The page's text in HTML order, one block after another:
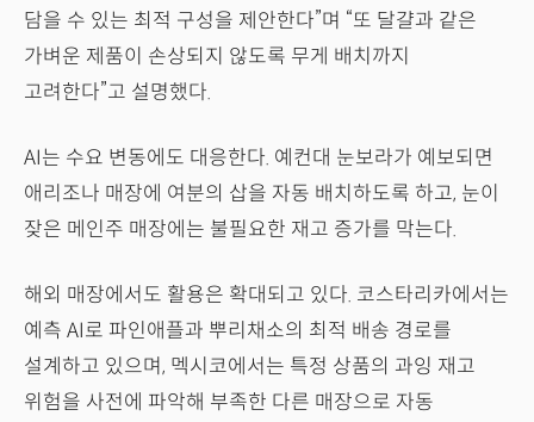
담을 수 있는 최적 구성을 제안한다”며 “또 달걀과 같은
가벼운 제품이 손상되지 않도록 무게 배치까지
고려한다”고 설명했다.
AI는 수요 변동에도 대응한다. 예컨대 눈보라가 예보되면
애리조나 매장에 여분의 삽을 자동 배치하도록 하고, 눈이
잦은 메인주 매장에는 불필요한 재고 증가를 막는다.
해외 매장에서도 활용은 확대되고 있다. 코스타리카에서는
예측 AI로 파인애플과 뿌리채소의 최적 배송 경로를
설계하고 있으며, 멕시코에서는 특정 상품의 과잉 재고
위험을 사전에 파악해 부족한 다른 매장으로 자동